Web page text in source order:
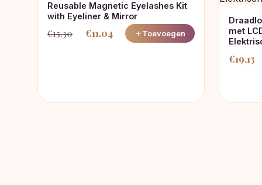
Reusable Magnetic Eyelashes Kit
with Eyeliner & Mirror
€15,30
Oorspronkelijke
€11,04
Huidige
Toevoegen
met
€19,13